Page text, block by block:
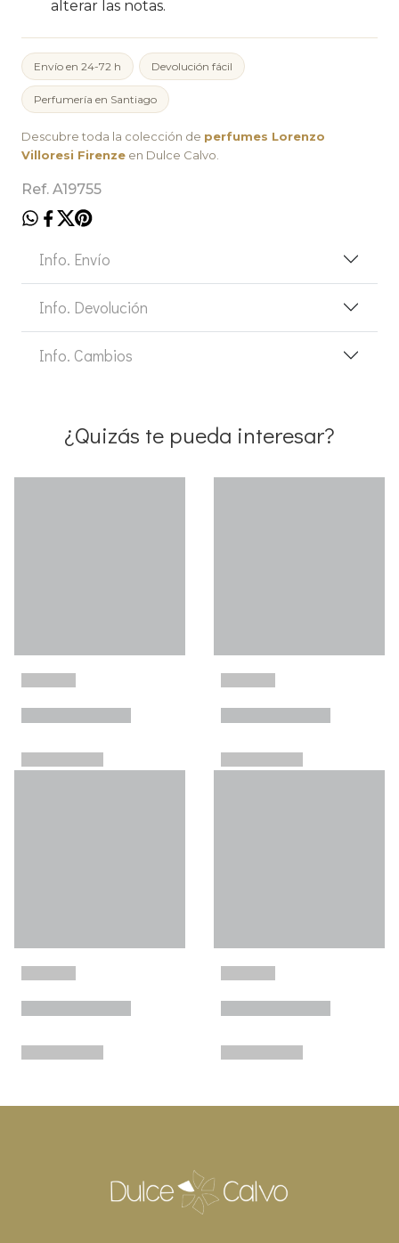
alterar las notas.
Envío en 24-72 h Devolución fácil
Perfumería en Santiago
Descubre toda la colección de perfumes Lorenzo
Villoresi Firenze en Dulce Calvo.
Ref. A19755
Info. Envío
Info. Devolución
Info. Cambios
¿Quizás te pueda interesar?